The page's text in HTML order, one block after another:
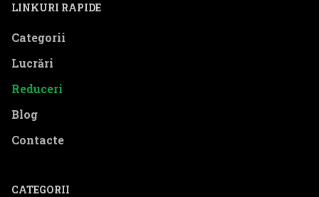
LINKURI RAPIDE
Categorii
Lucrări
Reduceri
Blog
Contacte
CATEGORII